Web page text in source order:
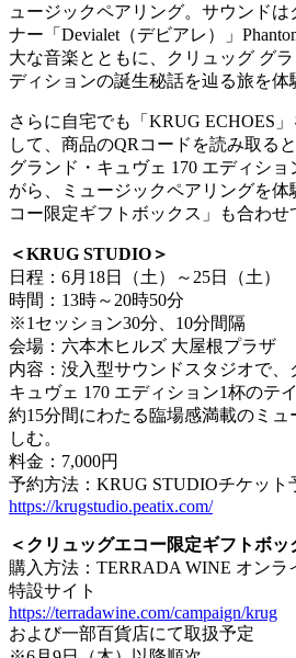
ュージックペアリング。サウンドは
ナー「Devialet（デビアレ）」
大な音楽とともに、クリュッグ グ
ディションの誕生秘話を辿る旅を体
さらに自宅でも「KRUG ECHOES
して、商品のQRコードを読み取る
グランド・キュヴェ 170 エディシ
がら、ミュージックペアリングを
コー限定ギフトボックス」も合わせ
＜KRUG STUDIO＞
日程：6月18日（土）～25日（土）
時間：13時～20時50分
※1セッション30分、10分間隔
会場：六本木ヒルズ 大屋根プラザ
内容：没入型サウンドスタジオで、
キュヴェ 170 エディション1杯のテ
約15分間にわたる臨場感満載のミ
しむ。
料金：7,000円
予約方法：KRUG STUDIOチケット
https://krugstudio.peatix.com/
＜クリュッグエコー限定ギフトボッ
購入方法：TERRADA WINE オンラ
特設サイト
https://terradawine.com/campaign/krug
および一部百貨店にて取扱予定